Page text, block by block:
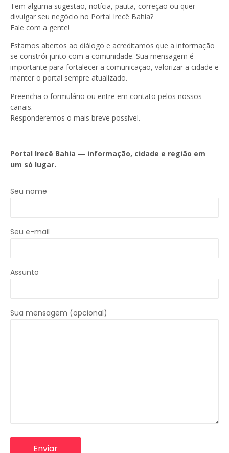
Tem alguma sugestão, notícia, pauta, correção ou quer
divulgar seu negócio no Portal Irecê Bahia?
Fale com a gente!
Estamos abertos ao diálogo e acreditamos que a informação
se constrói junto com a comunidade. Sua mensagem é
importante para fortalecer a comunicação, valorizar a cidade e
manter o portal sempre atualizado.
Preencha o formulário ou entre em contato pelos nossos
canais.
Responderemos o mais breve possível.
Portal Irecê Bahia — informação, cidade e região em
um só lugar.
Seu nome
Seu e-mail
Assunto
Sua mensagem (opcional)